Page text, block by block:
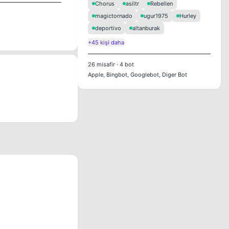
Chorus asiltr
Rebellen
magictornado
ugur1975
Hurley
deportivo
altanburak
+45 kişi daha
26 misafir · 4 bot
Apple, Bingbot, Googlebot, Diger Bot